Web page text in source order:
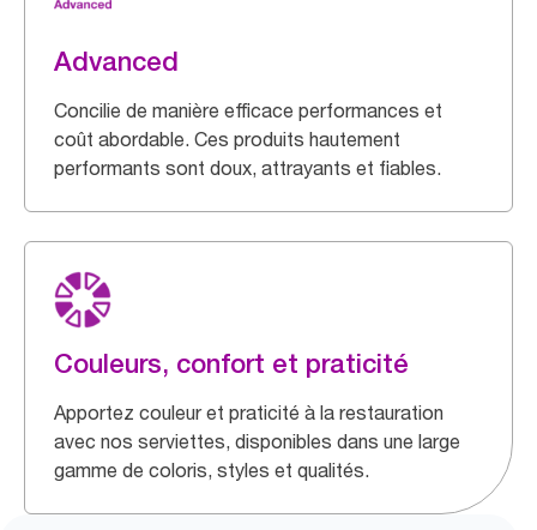
Advanced
Concilie de manière efficace performances et
coût abordable. Ces produits hautement
performants sont doux, attrayants et fiables.
Couleurs, confort et praticité
Apportez couleur et praticité à la restauration
avec nos serviettes, disponibles dans une large
gamme de coloris, styles et qualités.